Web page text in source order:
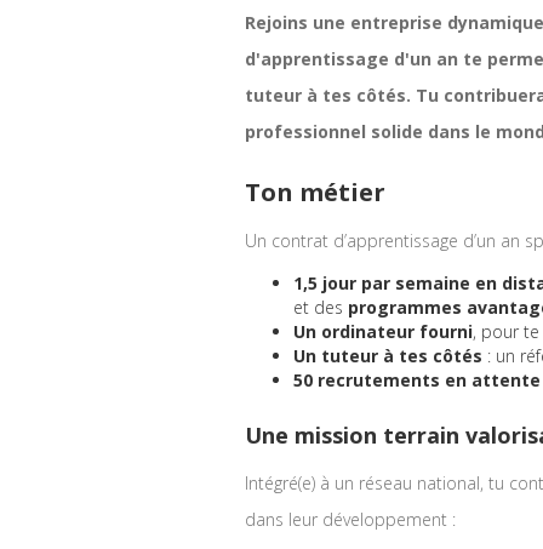
Rejoins une entreprise
d'apprentissage d'un an te
tuteur à tes côtés. Tu
professionnel solide dans le
Ton métier
Un contrat d’apprentissage d’un an
1,5 jour par semaine en
et des programmes
Un ordinateur fourni, pour
Un tuteur à tes côtés : un
50 recrutements en attente
Une mission terrain
Intégré(e) à un réseau national, tu
dans leur développement :